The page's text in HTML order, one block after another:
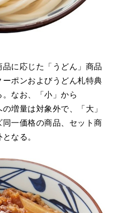
に応じた「うどん」商品
ポンおよびうどん札特典
なお、「小」から
増量は対象外で、「大」
一価格の商品、セット商
なる。